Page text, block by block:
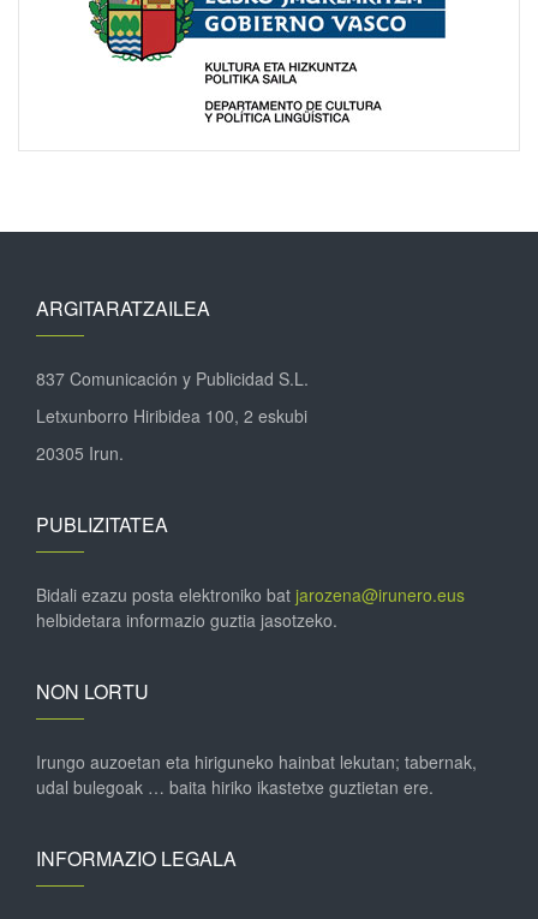
ARGITARATZAILEA
837 Comunicación y Publicidad S.L.
Letxunborro Hiribidea 100, 2 eskubi
20305 Irun.
PUBLIZITATEA
Bidali ezazu posta elektroniko bat jarozena@irunero.eus
helbidetara informazio guztia jasotzeko.
NON LORTU
Irungo auzoetan eta hiriguneko hainbat lekutan; tabernak,
udal bulegoak … baita hiriko ikastetxe guztietan ere.
INFORMAZIO LEGALA